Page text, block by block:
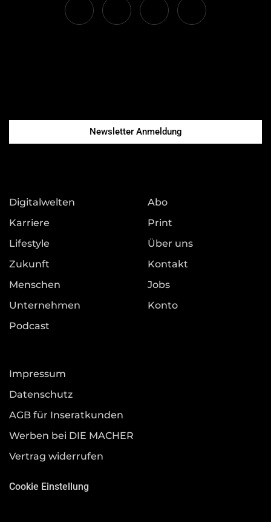
Newsletter Anmeldung
Digitalwelten
Karriere
Lifestyle
Zukunft
Menschen
Unternehmen
Podcast
Abo
Print
Über uns
Kontakt
Jobs
Konto
Impressum
Datenschutz
AGB für Inseratkunden
Werben bei DIE MACHER
Vertrag widerrufen
Cookie Einstellung